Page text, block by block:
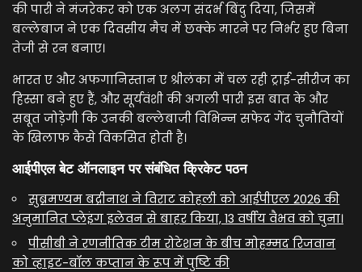
की पारी ने मंजरेकर को एक अलग संदर्भ बिंदु दिया, जिसमें
बल्लेबाज ने एक दिवसीय मैच में छक्के मारने पर निर्भर हुए बिना
तेजी से रन बनाए।
भारत ए और अफगानिस्तान ए श्रीलंका में चल रही ट्राई-सीरीज का
हिस्सा बने हुए हैं, और सूर्यवंशी की अगली पारी इस बात के और
सबूत जोड़ेगी कि उनकी बल्लेबाजी विभिन्न सफेद गेंद चुनौतियों
के खिलाफ कैसे विकसित होती है।
आईपीएल बेट ऑनलाइन पर संबंधित क्रिकेट पठन
सुब्रमण्यम बद्रीनाथ ने विराट कोहली को आईपीएल 2026 की
अनुमानित प्लेइंग इलेवन से बाहर किया, 13 वर्षीय वैभव को चुना।
पीसीबी ने रणनीतिक टीम रोटेशन के बीच मोहम्मद रिजवान
को व्हाइट-बॉल कप्तान के रूप में पुष्टि की